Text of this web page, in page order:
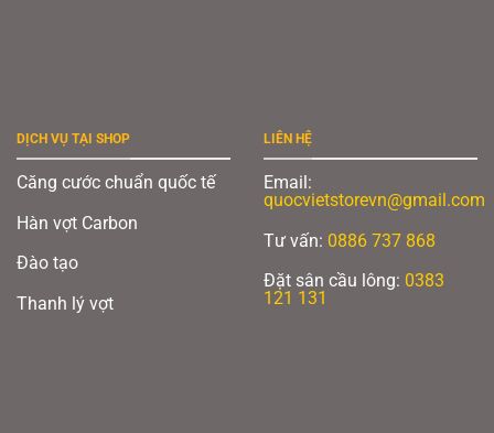
DỊCH VỤ TẠI SHOP
Căng cước chuẩn quốc tế
Hàn vợt Carbon
Đào tạo
Thanh lý vợt
LIÊN HỆ
Email:
quocvietstorevn@gmail.com
Tư vấn: 0886 737 868
Đặt sân cầu lông: 0383
121 131